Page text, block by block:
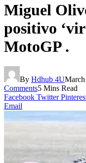
Miguel
positivo
MotoGP .
By Hdhub 4U
Comments5 Mins Read
Facebook Twitter
Email